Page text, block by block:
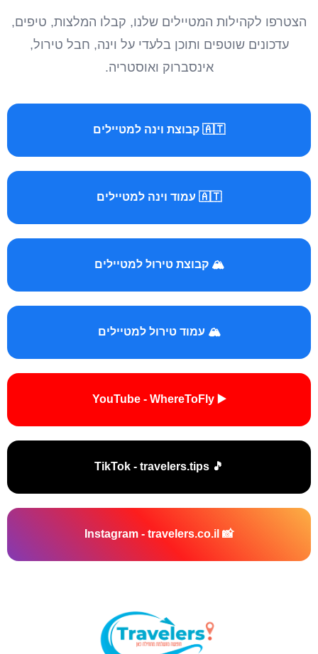
הצטרפו לקהילות המטיילים שלנו, קבלו המלצות, טיפים,
עדכונים שוטפים ותוכן בלעדי על וינה, חבל טירול,
אינסברוק ואוסטריה.
🇦🇹 קבוצת וינה למטיילים
🇦🇹 עמוד וינה למטיילים
🏔️ קבוצת טירול למטיילים
🏔️ עמוד טירול למטיילים
▶️ YouTube - WhereToFly
🎵 TikTok - travelers.tips
📸 Instagram - travelers.co.il